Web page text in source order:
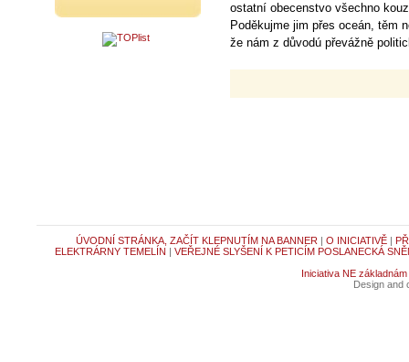
ostatní obecenstvo všechno
Poděkujme jim přes oceán, těm
že nám z důvodú převážně
ÚVODNÍ STRÁNKA, ZAČÍT KLEPNUTÍM NA BANNER | O INICIATIVĚ|
ELEKTRÁRNY TEMELÍN | VEŘEJNÉ SLYŠENÍ K PETICÍM POSLANECKÁ
Iniciativa NE základnám
Design and